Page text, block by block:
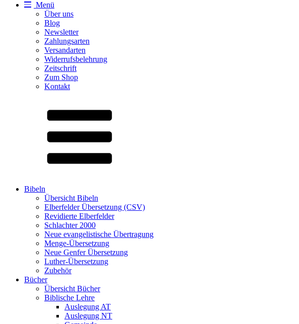
Menü
Über uns
Blog
Newsletter
Zahlungsarten
Versandarten
Widerrufsbelehrung
Zeitschrift
Zum Shop
Kontakt
Bibeln
Übersicht Bibeln
Elberfelder Übersetzung (CSV)
Revidierte Elberfelder
Schlachter 2000
Neue evangelistische Übertragung
Menge-Übersetzung
Neue Genfer Übersetzung
Luther-Übersetzung
Zubehör
Bücher
Übersicht Bücher
Biblische Lehre
Auslegung AT
Auslegung NT